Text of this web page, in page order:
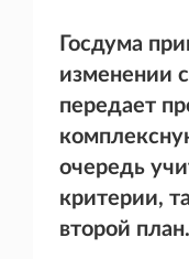
Госдума
изменении
передает
очередь
критерии,
второй план.